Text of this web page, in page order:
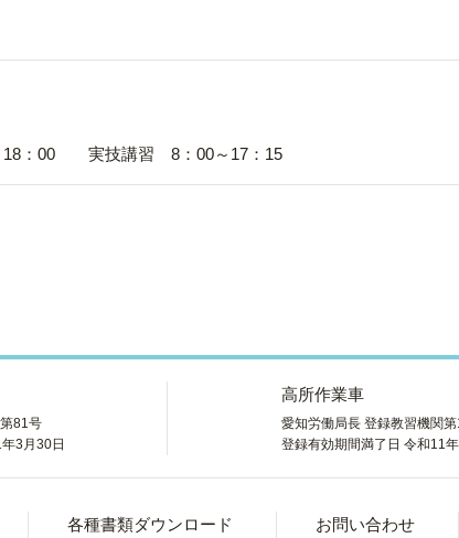
】教習センター
55～18：00 実技講習 8：00～17：15
81号
3月30日
高所作業車
愛知労働局長 登録教習機関
登録有効期間満了日 令和11
各種書類ダウンロード お問い合わせ